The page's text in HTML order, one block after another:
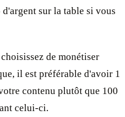
sur la table si vous
de monétiser
il est préférable d'avoir 1
contenu plutôt que 100
celui-ci.